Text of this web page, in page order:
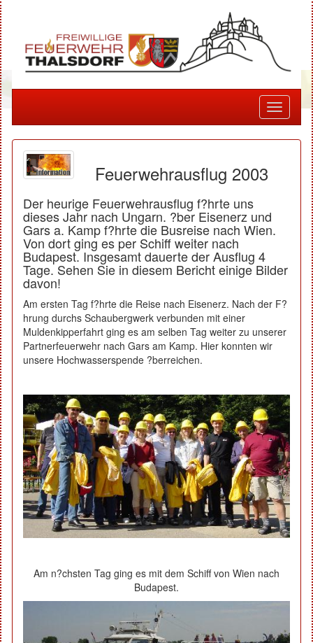
Toggle
Feuerwehrausflug 2003
Der heurige Feuerwehrausflug f?hrte uns
dieses Jahr nach Ungarn. ?ber Eisenerz und
Gars a. Kamp f?hrte die Busreise nach Wien.
Von dort ging es per Schiff weiter nach
Budapest. Insgesamt dauerte der Ausflug 4
Tage. Sehen Sie in diesem Bericht einige Bilder
davon!
Am ersten Tag f?hrte die Reise nach Eisenerz. Nach der F?
hrung durchs Schaubergwerk verbunden mit einer
Muldenkipperfahrt ging es am selben Tag weiter zu unserer
Partnerfeuerwehr nach Gars am Kamp. Hier konnten wir
unsere Hochwasserspende ?berreichen.
Am n?chsten Tag ging es mit dem Schiff von Wien nach
Budapest.